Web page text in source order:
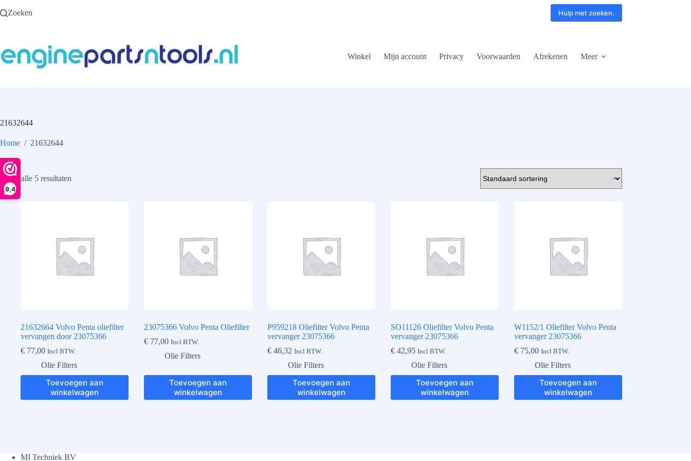
9,4
naarZoeken Hulp met zoeken.
Winkel Mijn account Privacy Voorwaarden Afrekenen Meer
21632644
Home / 21632644
Toont alle 5 resultaten
21632664 Volvo Penta oliefilter
vervangen door 23075366
€ 77,00 Incl BTW.
Olie Filters
Toevoegen aan
winkelwagen
23075366 Volvo Penta Oliefilter
€77,00 Incl BTW.
Olie Filters
Toevoegen aan
winkelwagen
P959218 Oliefilter Volvo Penta
vervanger 23075366
€46,32 Incl BTW.
Olie Filters
Toevoegen aan
winkelwagen
SO11126 Oliefilter Volvo Penta
vervanger 23075366
€42,95 Incl BTW.
Olie Filters
Toevoegen aan
winkelwagen
W1152/1 Oliefilter Volvo Penta
vervanger 23075366
€75,00 Incl BTW.
Olie Filters
Toevoegen aan
winkelwagen
MI Techniek BV